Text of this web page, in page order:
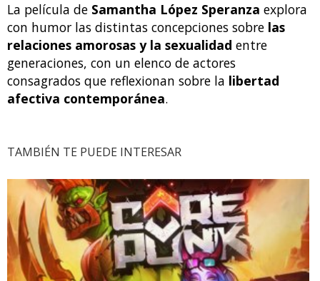
La película de Samantha López Speranza explora
con humor las distintas concepciones sobre las
relaciones amorosas y la sexualidad entre
generaciones, con un elenco de actores
consagrados que reflexionan sobre la libertad
afectiva contemporánea.
TAMBIÉN TE PUEDE INTERESAR